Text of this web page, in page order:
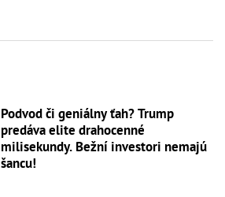
Podvod či geniálny ťah? Trump
predáva elite drahocenné
milisekundy. Bežní investori nemajú
šancu!